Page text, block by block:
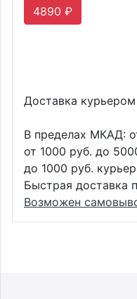
4890 ₽
Доставка
В пределах МКАД:
от 1000 руб. до
до 1000 руб.
Быстрая доставка
Возможен